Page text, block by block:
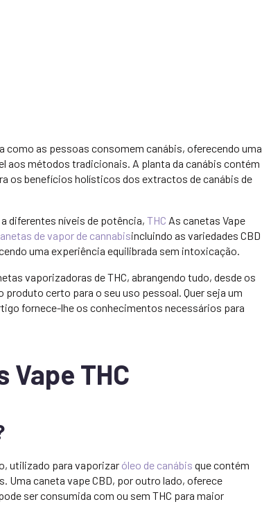
como as pessoas consomem canábis, oferecendo uma
aos métodos tradicionais. A planta da canábis contém
os benefícios holísticos dos extractos de canábis de
diferentes níveis de potência, THC As canetas Vape
de vapor de cannabisincluindo as variedades CBD
uma experiência equilibrada sem intoxicação.
vaporizadoras de THC, abrangendo tudo, desde os
certo para o seu uso pessoal. Quer seja um
fornece-lhe os conhecimentos necessários para
THC
utilizado para vaporizar óleo de canábis que contém
Uma caneta vape CBD, por outro lado, oferece
ser consumida com ou sem THC para maior